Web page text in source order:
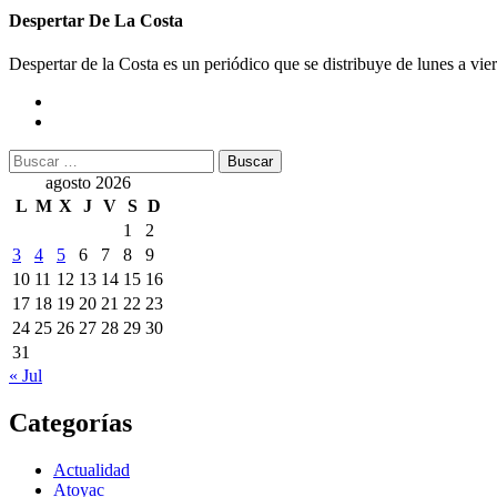
Despertar De La Costa
Despertar de la Costa es un periódico que se distribuye de lunes a
Buscar:
agosto 2026
L M X J V S D
1
2
3
4 5 6 7 8
9
10 11 12 13 14 15 16
17 18 19 20 21 22 23
24 25 26 27 28 29 30
31
« Jul
Categorías
Actualidad
Atoyac